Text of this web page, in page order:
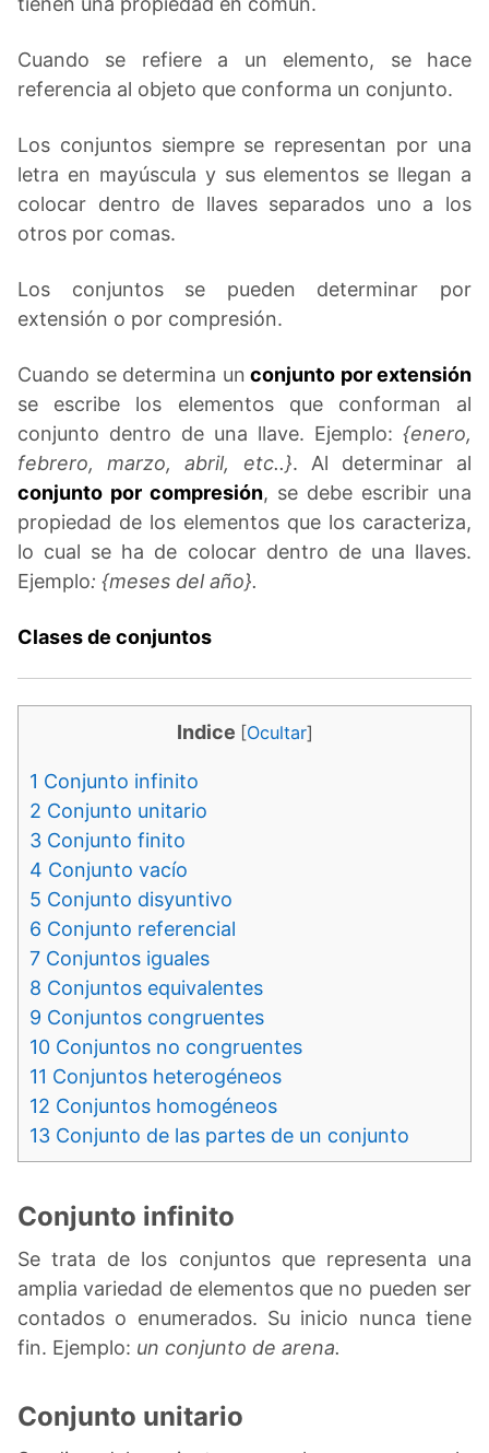
Cuando se refiere a un elemento, se hace
referencia al objeto que conforma un conjunto.
Los conjuntos siempre se representan por una
letra en mayúscula y sus elementos se llegan a
colocar dentro de llaves separados uno a los
otros por comas.
Los conjuntos se pueden determinar por
extensión o por compresión.
Cuando se determina un conjunto por extensión
se escribe los elementos que conforman al
conjunto dentro de una llave. Ejemplo: {enero,
febrero, marzo, abril, etc..}. Al determinar al
conjunto por compresión, se debe escribir una
propiedad de los elementos que los caracteriza,
lo cual se ha de colocar dentro de una llaves.
Ejemplo: {meses del año}.
Clases de conjuntos
Indice [Ocultar]
1 Conjunto infinito
2 Conjunto unitario
3 Conjunto finito
4 Conjunto vacío
5 Conjunto disyuntivo
6 Conjunto referencial
7 Conjuntos iguales
8 Conjuntos equivalentes
9 Conjuntos congruentes
10 Conjuntos no congruentes
11 Conjuntos heterogéneos
12 Conjuntos homogéneos
13 Conjunto de las partes de un conjunto
Conjunto infinito
Se trata de los conjuntos que representa una
amplia variedad de elementos que no pueden ser
contados o enumerados. Su inicio nunca tiene
fin. Ejemplo: un conjunto de arena.
Conjunto unitario